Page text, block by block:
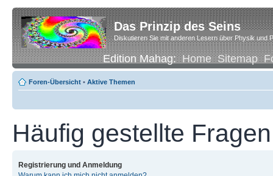
Das Prinzip des Seins
Diskutieren Sie mit anderen Lesern über Physik und
Edition Mahag:Home Sitemap
Foren-Übersicht • Aktive Themen
Häufig gestellte Fragen
Registrierung und Anmeldung